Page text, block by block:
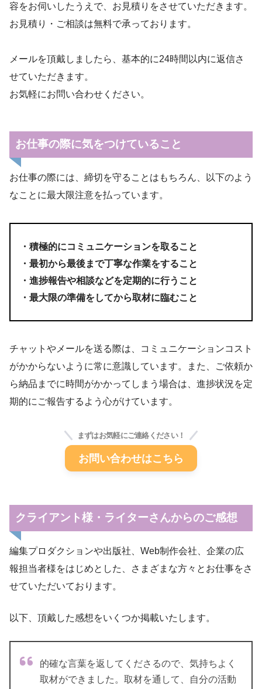
容をお伺いしたうえで、お見積りをさせていただきます。
お見積り・ご相談は無料で承っております。
メールを頂戴しましたら、基本的に24時間以内に返信さ
せていただきます。
お気軽にお問い合わせください。
お仕事の際に気をつけていること
お仕事の際には、締切を守ることはもちろん、以下のよう
なことに最大限注意を払っています。
・積極的にコミュニケーションを取ること
・最初から最後まで丁寧な作業をすること
・進捗報告や相談などを定期的に行うこと
・最大限の準備をしてから取材に臨むこと
チャットやメールを送る際は、コミュニケーションコスト
がかからないように常に意識しています。また、ご依頼か
ら納品までに時間がかかってしまう場合は、進捗状況を定
期的にご報告するよう心がけています。
まずはお気軽にご連絡ください！
お問い合わせはこちら
クライアント様・ ライターさんからのご感想
編集プロダクションや出版社、Web制作会社、企業の広
報担当者様をはじめとした、さまざまな方々とお仕事をさ
せていただいております。
以下、頂戴した感想をいくつか掲載いたします。
的確な言葉を返してくださるので、気持ちよく
取材ができました。取材を通して、自分の活動